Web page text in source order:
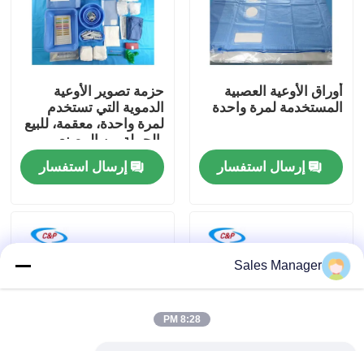
حولنا
مراقبة الجودة
اتصل بنا
أخبار
أوراق الأوعية العصبية
المستخدمة لمرة واحدة
إرسال استفسار
حزمة تصوير الأوعية
الدموية التي تستخدم
لمرة واحدة، معقمة، للبيع
بالجملة من المصنع
للمستشفيات
إرسال استفسار
Sales Manager
8:28 PM